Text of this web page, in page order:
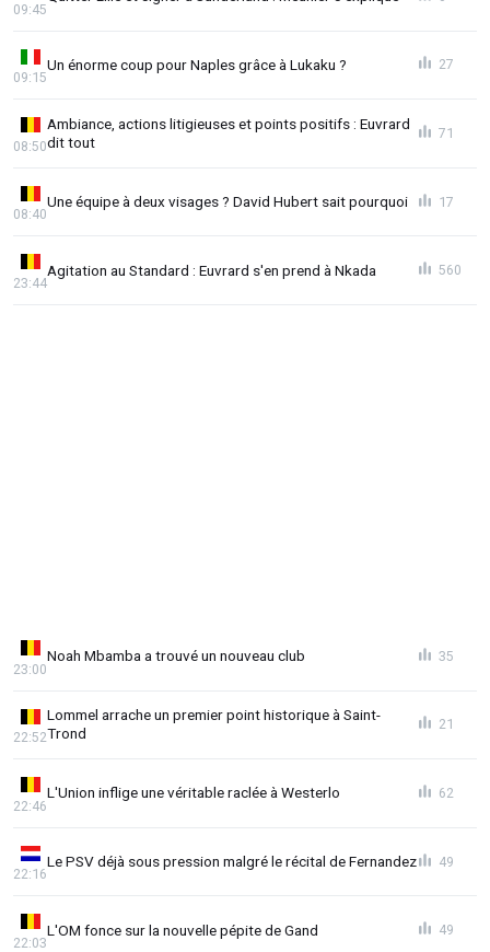
09:45
Un énorme coup pour Naples grâce à Lukaku ?
09:15
27
Ambiance, actions litigieuses et points positifs : Euvrard
dit tout
08:50
71
Une équipe à deux visages ? David Hubert sait pourquoi
08:40
17
Agitation au Standard : Euvrard s'en prend à Nkada
23:44
560
Noah Mbamba a trouvé un nouveau club
23:00
35
Lommel arrache un premier point historique à Saint-
Trond
22:52
21
L'Union inflige une véritable raclée à Westerlo
22:46
62
Le PSV déjà sous pression malgré le récital de Fernandez
22:16
49
L'OM fonce sur la nouvelle pépite de Gand
22:03
49